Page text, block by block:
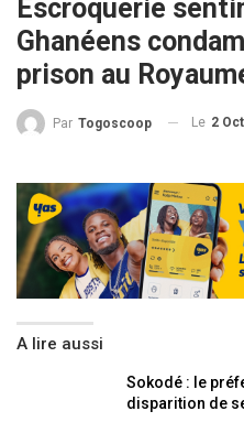
Escroquerie
Ghanéens
prison au
Par Togoscoop Le 2
A lire aussi
Sokodé : le
disparition de